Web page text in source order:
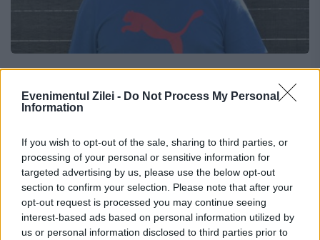
Evenimentul Zilei - Do Not Process My Personal
Information
If you wish to opt-out of the sale, sharing to third parties, or
processing of your personal or sensitive information for
targeted advertising by us, please use the below opt-out
section to confirm your selection. Please note that after your
opt-out request is processed you may continue seeing
interest-based ads based on personal information utilized by
us or personal information disclosed to third parties prior to
Federația Română de Rugby este
alături de Petre Mitu
Federatia Romana de Rugby este alaturi de
fostul rugbyst Petre Mitu, recent
diagnosticat cu scleroza laterala
amiotrofica, o boala neuro-degenerativa